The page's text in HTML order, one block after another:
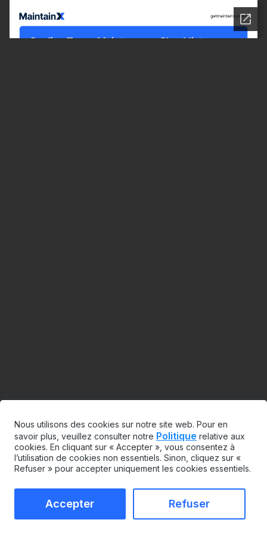
Nous utilisons des cookies sur notre site web. Pour en
savoir plus, veuillez consulter notre Politique relative aux
cookies. En cliquant sur « Accepter », vous consentez à
l’utilisation de cookies non essentiels. Sinon, cliquez sur «
Refuser » pour accepter uniquement les cookies essentiels.
Accepter Refuser